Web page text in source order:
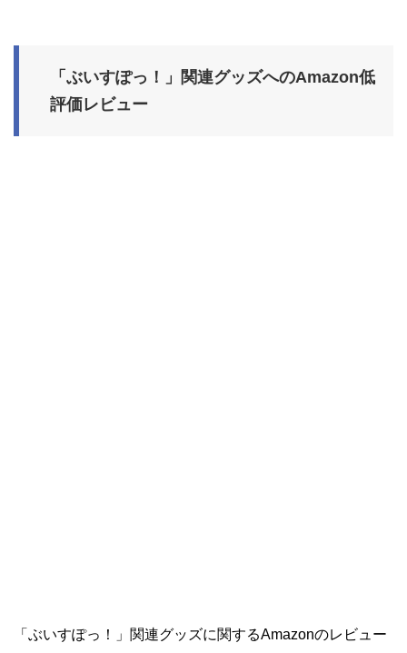
「ぶいすぽっ！」関連グッズへのAmazon低
評価レビュー
「ぶいすぽっ！」関連グッズに関するAmazonのレビュー